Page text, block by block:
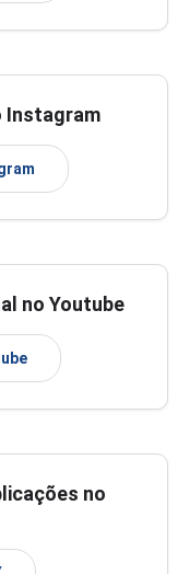
Instagram
no Youtube
no